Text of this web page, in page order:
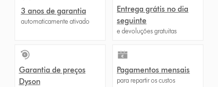
3 anos de garantia
automaticamente ativado
Entrega grátis no dia
seguinte
e devoluções gratuitas
Garantia de preços
Dyson
Pagamentos mensais
para repartir os custos